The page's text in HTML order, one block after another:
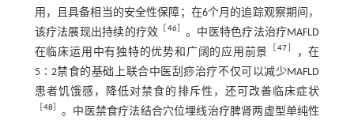
用，且具备相当的安全性保障；在6个月的追踪观察期间，
该疗法展现出持续的疗效 ［46］ 。中医特色疗法治疗MAFLD
在临床运用中有独特的优势和广阔的应用前景
［47］
，在
5∶2禁食的基础上联合中医刮痧治疗不仅可以减少MAFLD
患者饥饿感，降低对禁食的排斥性，还可改善临床症状
［48］ 。中医禁食疗法结合穴位埋线治疗脾肾两虚型单纯性